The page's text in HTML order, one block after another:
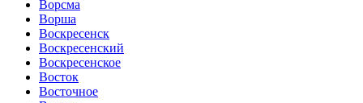
Ворсма
Ворша
Воскресенск
Воскресенский
Воскресенское
Восток
Восточное